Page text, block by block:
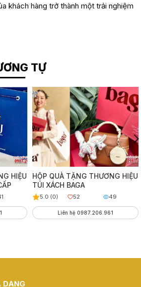
khách hàng trở thành một trải nghiệm
TỰ
HIỆU
HỘP QUÀ TẶNG THƯƠNG HIỆU
TÚI XÁCH BAGA
5.0 (0) 52 49
Liên hệ 0987.206.961